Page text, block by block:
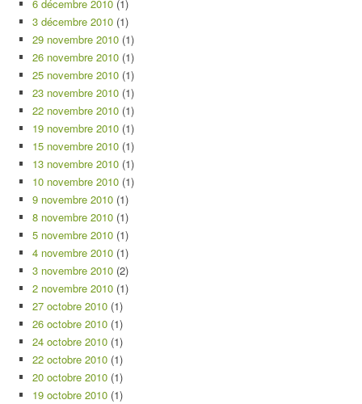
6 décembre 2010 (1)
3 décembre 2010 (1)
29 novembre 2010 (1)
26 novembre 2010 (1)
25 novembre 2010 (1)
23 novembre 2010 (1)
22 novembre 2010 (1)
19 novembre 2010 (1)
15 novembre 2010 (1)
13 novembre 2010 (1)
10 novembre 2010 (1)
9 novembre 2010 (1)
8 novembre 2010 (1)
5 novembre 2010 (1)
4 novembre 2010 (1)
3 novembre 2010 (2)
2 novembre 2010 (1)
27 octobre 2010 (1)
26 octobre 2010 (1)
24 octobre 2010 (1)
22 octobre 2010 (1)
20 octobre 2010 (1)
19 octobre 2010 (1)